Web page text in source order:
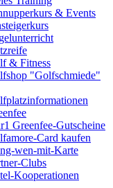
& Events
& Fitness
"Golfschmiede"
Greenfee-Gutscheine
Card kaufen
wen-mit-Karte
Clubs
Kooperationen